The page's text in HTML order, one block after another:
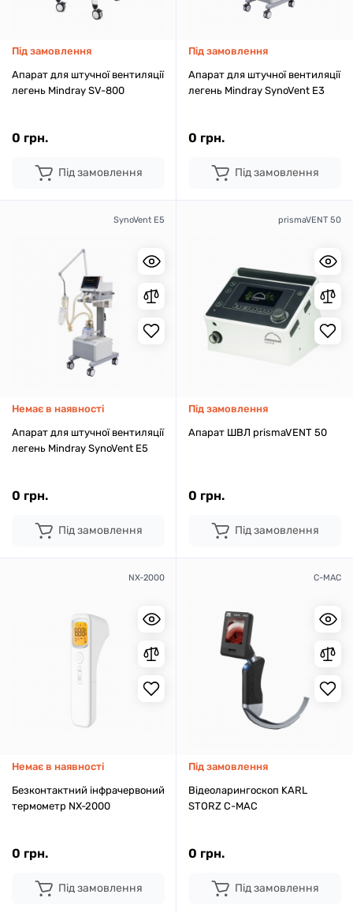
Під замовлення
Апарат для штучної вентиляції
легень Mindray SV-800
0 грн.
Під замовлення
Під замовлення
Апарат для штучної вентиляції
легень Mindray SynoVent E3
0 грн.
Під замовлення
SynoVent E5
Немає в наявності
Апарат для штучної вентиляції
легень Mindray SynoVent E5
0 грн.
Під замовлення
prismaVENT 50
Під замовлення
Апарат ШВЛ prismaVENT 50
0 грн.
Під замовлення
NX-2000
Немає в наявності
Безконтактний інфрачервоний
термометр NX-2000
0 грн.
Під замовлення
C-MAC
Під замовлення
Відеоларингоскоп KARL
STORZ C-MAC
0 грн.
Під замовлення